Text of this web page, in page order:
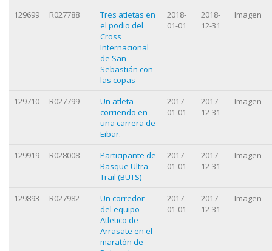
129699 R027788
Tres atletas en
el podio del
Cross
Internacional
de San
Sebastián con
las copas
2018-
01-01
2018-
12-31
Imagen
129710 R027799
Un atleta
corriendo en
una carrera de
Eibar.
2017-
01-01
2017-
12-31
Imagen
129919 R028008
Participante de
Basque Ultra
Trail (BUTS)
2017-
01-01
2017-
12-31
Imagen
129893 R027982
Un corredor
del equipo
Atletico de
Arrasate en el
maratón de
2017-
01-01
2017-
12-31
Imagen